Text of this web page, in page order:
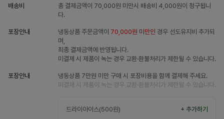
배송비
총 결제금액이 70,000원 미만시 배송비 4,000원이 청구됩니
다.
포장안내 냉동상품 주문금액이 70,000원 미만인 경우 선도유지비 추가되
며,
최종 결제금액에 반영됩니다.
미결제 시 제품이 녹는 경우 교환·환불처리가 제한될 수 있습니다.
포장안내
냉동상품 7만원 미만 구매 시 포장비용을 함께 결제해 주세요.
미결제 시 제품이 녹는 경우 교환·환불처리가 제한될 수 있습니다.
드라이아이스(500원) + 추가하기